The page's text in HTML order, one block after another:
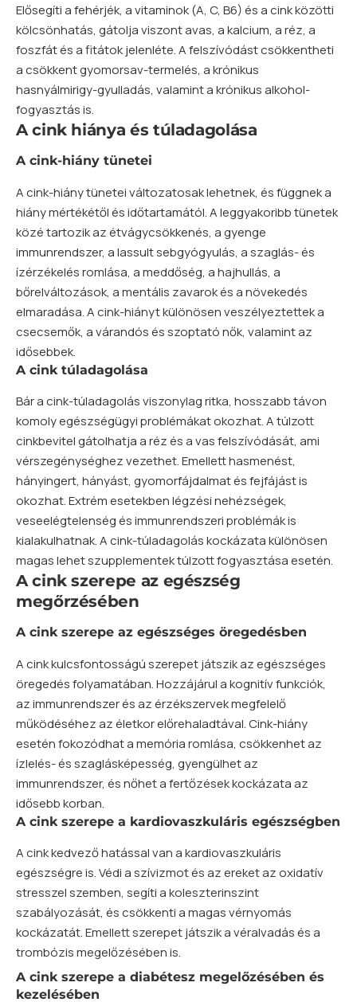
Elősegíti a fehérjék, a vitaminok (A, C, B6) és a cink közötti
kölcsönhatás, gátolja viszont avas, akalcium, aréz, a
foszfát és a fitátok jelenléte. A felszívódást csökkentheti
a csökkent gyomorsav-termelés, a krónikus
hasnyálmirigy-gyulladás, valamint a krónikus alkohol-
fogyasztás is.
A cink hiánya és túladagolása
A cink-hiány tünetei
A cink-hiány tünetei változatosak lehetnek, és függnek a
hiány mértékétől és időtartamától. A leggyakoribb tünetek
közé tartozik az étvágycsökkenés, a gyenge
immunrendszer, a lassult sebgyógyulás, a szaglás- és
ízérzékelés romlása, a meddőség, a hajhullás, a
bőrelváltozások, a mentális zavarok és a növekedés
elmaradása. A cink-hiányt különösen veszélyeztettek a
csecsemők, a várandós és szoptató nők, valamint az
idősebbek.
A cink túladagolása
Bár a cink-túladagolás viszonylag ritka, hosszabb távon
komoly egészségügyi problémákat okozhat. A túlzott
cinkbevitel gátolhatja a réz és avasfelszívódását, ami
vérszegénységhez vezethet. Emellett hasmenést,
hányingert, hányást, gyomorfájdalmat és fejfájást is
okozhat. Extrém esetekben légzési nehézségek,
veseelégtelenség és immunrendszeri problémák is
kialakulhatnak. A cink-túladagolás kockázata különösen
magas lehet szupplementek túlzott fogyasztása esetén.
A cink szerepe az egészség
megőrzésében
A cink szerepe az egészséges öregedésben
A cink kulcsfontosságú szerepet játszik az egészséges
öregedés folyamatában. Hozzájárul a kognitív funkciók,
az immunrendszer és az érzékszervek megfelelő
működéséhez az életkor előrehaladtával. Cink-hiány
esetén fokozódhat a memória romlása, csökkenhet az
ízlelés- és szaglásképesség, gyengülhet az
immunrendszer, és nőhet a fertőzések kockázata az
idősebb korban.
A cink szerepe a kardiovaszkuláris egészségben
A cink kedvező hatással van a kardiovaszkuláris
egészségre is. Védi a szívizmot és az ereket az oxidatív
stresszel szemben, segíti a koleszterinszint
szabályozását, és csökkenti a magas vérnyomás
kockázatát. Emellett szerepet játszik a véralvadás és a
trombózis megelőzésében is.
A cink szerepe a diabétesz megelőzésében és
kezelésében